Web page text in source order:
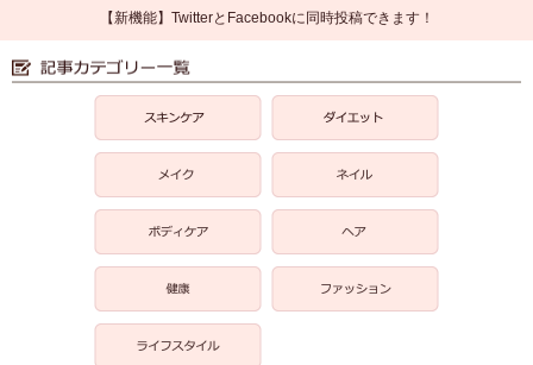
【新機能】TwitterとFacebookに同時投稿できます！